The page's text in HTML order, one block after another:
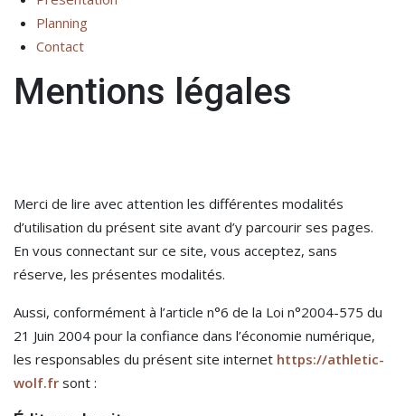
Planning
Contact
Mentions légales
Merci de lire avec attention les différentes modalités
d’utilisation du présent site avant d’y parcourir ses pages.
En vous connectant sur ce site, vous acceptez, sans
réserve, les présentes modalités.
Aussi, conformément à l’article n°6 de la Loi n°2004-575 du
21 Juin 2004 pour la confiance dans l’économie numérique,
les responsables du présent site internet https://athletic-
wolf.fr sont :